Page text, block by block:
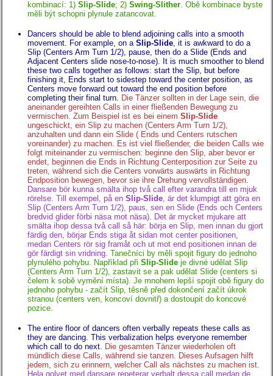
kombinací: 1) Slip-Slide; 2) Swing-Slither . Obě kombinace byste
měli být schopni plynule zatancovat.
Dancers should be able to blend adjoining calls into a smooth
movement. For example, on a Slip-Slide , it is awkward to do a
Slip (Centers Arm Turn 1/2), pause, then do a Slide (Ends and
Adjacent Centers slide nose-to-nose). It is much smoother to blend
these two calls together as follows: start the Slip, but before
finishing it, Ends start to sidestep toward the center position, as
Centers move forward out toward the end position before
completing their final turn.
Die Tänzer sollten in der Lage sein, die
aneinander gereihten Calls in einer fließenden Bewegung zu
vermischen. Zum Beispiel ist es bei einem Slip-Slide
ungeschickt, ein Slip zu machen (Centers Arm Turn 1/2),
anzuhalten und dann ein Slide ( Ends und Centers rutschen
voreinander) zu machen. Es ist viel fließender, die beiden Calls wie
folgt miteinander zu vermischen: beginne den Slip, aber bevor er
endet, beginnen die Ends in Richtung Centerposition zur Seite zu
treten, während sich die Centers vorwärts auswärts in Richtung
Endposition bewegen, bevor sie ihre Drehung vervollständigen.
Dansare bör kunna smälta ihop två call efter varandra till en mjuk
rörelse. Till exempel, på en Slip-Slide , är det klumpigt att göra en
Slip (Centers Arm Turn 1/2), paus, sen en Slide (Ends och Centers
bredvid glider förbi näsa mot näsa). Det är mycket mjukare att
smälta ihop dessa två call så här: börja en Slip, men innan du gjort
färdig den, börjar Ends stiga åt sidan mot center positionen,
medan Centers rör sig framåt och ut mot end positionen innan de
gör färdigt sin vridning. Tanečníci by měli spojit figury do jednoho
plynulého pohybu. Například při Slip-Slide je divné udělat Slip
(Centers Arm Turn 1/2), zastavit se a pak udělat Slide (centers si
čelem k sobě vymění místa). Je mnohem lepší spojit obě figury do
jednoho pohybu - začít Slip, těsně před dokončení začít úkrok
stranou (centers ven, koncoví dovnitř) a dostoupit do koncové
pozice.
The entire floor of dancers often verbally repeats these calls as
they are dancing. This verbalization helps everyone remember
which call to do next.
Die gesamten Tänzer wiederholen oft
mündlich diese Calls, während sie tanzen. Dieses Aufsagen hilft
jedem, sich zu erinnern, welcher Call als nächstes zu machen ist.
Hela golvet med dansare repeterar verbalt dessa call medan de